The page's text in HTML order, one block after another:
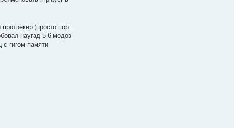
(просто порт
наугад 5-6 модов
с гигом памяти